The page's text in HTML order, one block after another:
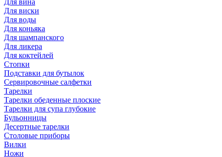
Для вина
Для виски
Для воды
Для коньяка
Для шампанского
Для ликера
Для коктейлей
Стопки
Подставки для бутылок
Сервировочные салфетки
Тарелки
Тарелки обеденные плоские
Тарелки для супа глубокие
Бульонницы
Десертные тарелки
Столовые приборы
Вилки
Ножи